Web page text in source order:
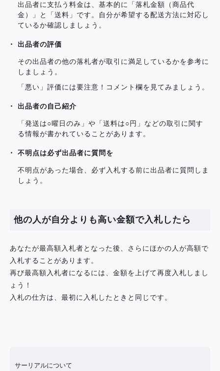
サーリアルについて
出品者に支払う料金は、基本的に「落札金額（商品代
金）」と「送料」です。自分が希望する配送方法に対応し
ているか確認しましょう。
出品者の評価
その出品者の他の落札者が取引に満足しているかを参考に
しましょう。
「悪い」評価には要注意！コメント欄を見てみましょう。
出品者の自己紹介
「発送は○曜日のみ」や「送料は○円」などの取引に関す
る情報が書かれていることがあります。
不明点は必ず出品者に質問を
不明点があった場合、必ず入札する前に出品者に質問しま
しょう。
他の人が自分よりも高い金額で入札したら
あなたが最高額入札者となった後、さらにほかの人が高額で
入札することがあります。
再び最高額入札者になるには、金額を上げて再度入札しまし
ょう！
入札の仕方は、最初に入札したときと同じです。